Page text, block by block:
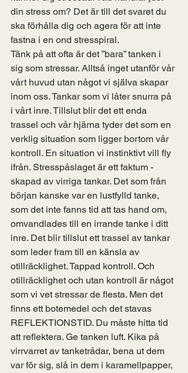
din stress om? Det är till det svaret du
ska förhålla dig och agera för att inte
fastna i en ond stresspiral.
Tänk på att ofta är det ”bara” tanken i
sig som stressar. Alltså inget utanför vår
vårt huvud utan något vi själva skapar
inom oss. Tankar som vi låter snurra på
i vårt inre. Tillslut blir det ett enda
trassel och vår hjärna tyder det som en
verklig situation som ligger bortom vår
kontroll. En situation vi instinktivt vill fly
ifrån. Stresspåslaget är ett faktum -
skapad av virriga tankar. Det som från
början kanske var en lustfylld tanke,
som det inte fanns tid att tas hand om,
omvandlades till en irrande tanke i ditt
inre. Det blir tillslut ett trassel av tankar
som leder fram till en känsla av
otillräcklighet. Tappad kontroll. Och
otillräcklighet och utan kontroll är något
som vi vet stressar de flesta. Men det
finns ett botemedel och det stavas
REFLEKTIONSTID. Du måste hitta tid
att reflektera. Ge tanken luft. Kika på
virrvarret av tanketrådar, bena ut dem
var för sig, slå in dem i karamellpapper,